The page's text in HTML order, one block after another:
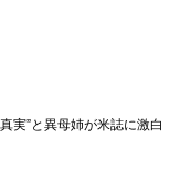
実”と異母姉が米誌に激白